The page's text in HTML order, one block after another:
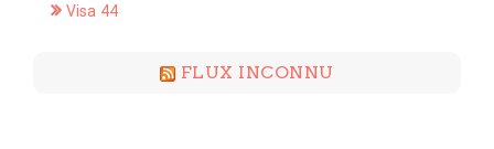
Visa 44
FLUX INCONNU